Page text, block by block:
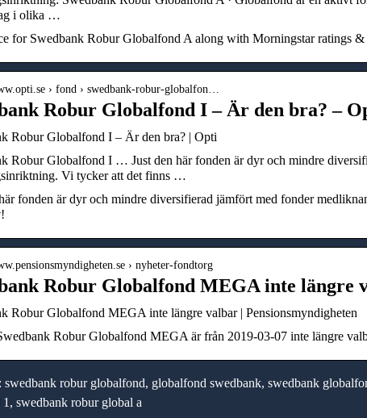
i olika …
for Swedbank Robur Globalfond A along with Morningstar ratings &
› fond › swedbank-robur-globalfon…
Robur Globalfond I – Är den bra? –
Robur Globalfond I – Är den bra? | Opti
Robur Globalfond I … Just den här fonden är dyr och mindre
Vi tycker att det finns …
fonden är dyr och mindre diversifierad jämfört med fonder
› nyheter-fondtorg
Robur Globalfond MEGA inte längre
Robur Globalfond MEGA inte längre valbar | Pensionsmyndigheten
Robur Globalfond MEGA är från 2019-03-07 inte längre
robur globalfond, globalfond swedbank, swedbank
swedbank robur global a
smart: